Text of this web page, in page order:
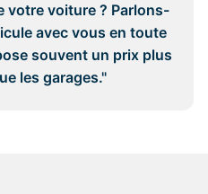
votre voiture ? Parlons-
avec vous en toute
souvent un prix plus
les garages."